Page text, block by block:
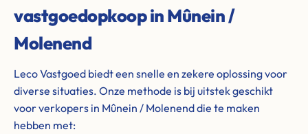
vastgoedopkoop in Mûnein /
Molenend
Leco Vastgoed biedt een snelle en zekere oplossing voor
diverse situaties. Onze methode is bij uitstek geschikt
voor verkopers in Mûnein / Molenend die te maken
hebben met: